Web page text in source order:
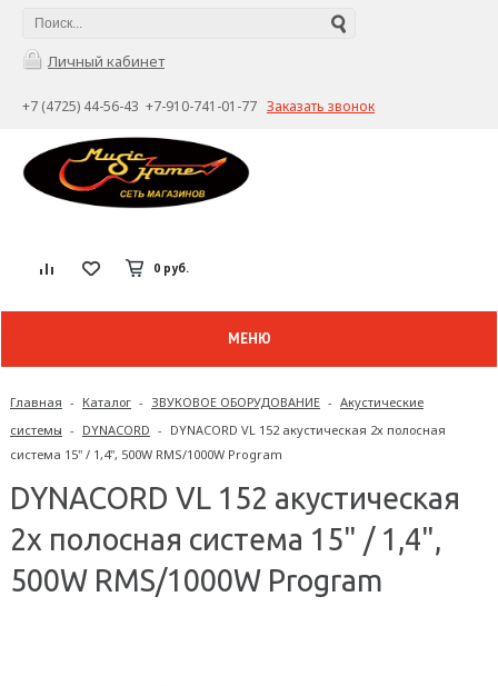
Личный кабинет
+7 (4725) 44-56-43 +7-910-741-01-77 Заказать звонок
0 руб.
МЕНЮ
Главная - Каталог - ЗВУКОВОЕ ОБОРУДОВАНИЕ - Акустические
системы - DYNACORD - DYNACORD VL 152 акустическая 2х полосная
система 15" / 1,4", 500W RMS/1000W Program
DYNACORD VL 152 акустическая
2х полосная система 15" / 1,4",
500W RMS/1000W Program